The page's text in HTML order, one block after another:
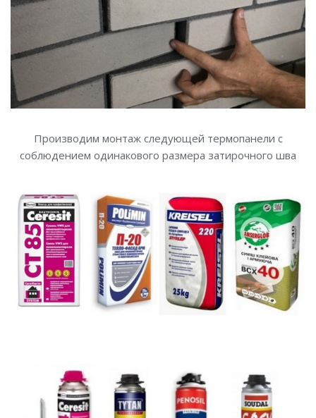
Производим монтаж следующей термопанели с
соблюдением одинакового размера затирочного шва